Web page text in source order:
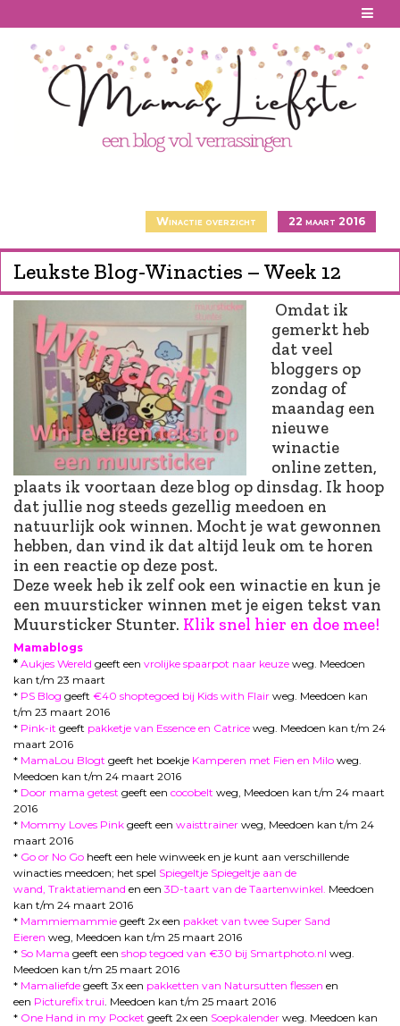
Winactie overzicht 22 maart 2016
Leukste Blog-Winacties – Week 12
Omdat ik
gemerkt heb
dat veel
bloggers op
zondag of
maandag een
nieuwe
winactie
online zetten,
plaats ik voortaan deze blog op dinsdag. Ik hoop
dat jullie nog steeds gezellig meedoen en
natuurlijk ook winnen. Mocht je wat gewonnen
hebben, dan vind ik dat altijd leuk om te horen
in een reactie op deze post.
Deze week heb ik zelf ook een winactie en kun je
een muursticker winnen met je eigen tekst van
Muursticker Stunter. Klik snel hier en doe mee!
Mamablogs
* Aukjes Wereld geeft een vrolijke spaarpot naar keuze weg. Meedoen
kan t/m 23 maart
* PS Blog geeft €40 shoptegoed bij Kids with Flair weg. Meedoen kan
t/m 23 maart 2016
* Pink-it geeft pakketje van Essence en Catrice weg. Meedoen kan t/m 24
maart 2016
* MamaLou Blogt geeft het boekje Kamperen met Fien en Milo weg.
Meedoen kan t/m 24 maart 2016
* Door mama getest geeft een cocobelt weg, Meedoen kan t/m 24 maart
2016
* Mommy Loves Pink geeft een waisttrainer weg, Meedoen kan t/m 24
maart 2016
* Go or No Go heeft een hele winweek en je kunt aan verschillende
winacties meedoen; het spel Spiegeltje Spiegeltje aan de
wand, Traktatiemand en een 3D-taart van de Taartenwinkel. Meedoen
kan t/m 24 maart 2016
* Mammiemammie geeft 2x een pakket van twee Super Sand
Eieren weg, Meedoen kan t/m 25 maart 2016
* So Mama geeft een shop tegoed van €30 bij Smartphoto.nl weg.
Meedoen kan t/m 25 maart 2016
* Mamaliefde geeft 3x een pakketten van Natursutten flessen en
een Picturefix trui. Meedoen kan t/m 25 maart 2016
* One Hand in my Pocket geeft 2x een Soepkalender weg. Meedoen kan